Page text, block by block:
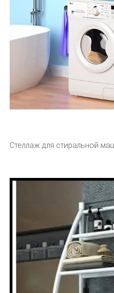
Стеллаж для стиральной